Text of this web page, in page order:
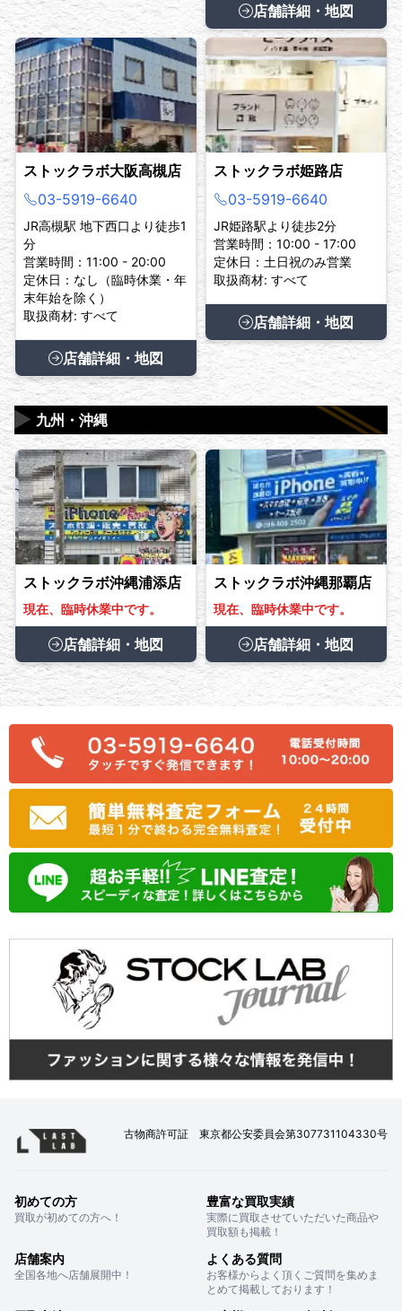
店舗詳細・地図
ストックラボ大阪高槻店
03-5919-6640
JR高槻駅 地下西口より徒歩1
分
営業時間：11:00 - 20:00
定休日：なし（臨時休業・年
末年始を除く）
取扱商材: すべて
店舗詳細・地図
ストックラボ姫路店
03-5919-6640
JR姫路駅より徒歩2分
営業時間：10:00 - 17:00
定休日：土日祝のみ営業
取扱商材: すべて
店舗詳細・地図
九州・沖縄
▶
ストックラボ沖縄浦添店
現在、臨時休業中です。
店舗詳細・地図
ストックラボ沖縄那覇店
現在、臨時休業中です。
店舗詳細・地図
古物商許可証 東京都公安委員会第307731104330号
初めての方
買取が初めての方へ！
豊富な買取実績
実際に買取させていただいた商品や
買取額も掲載！
店舗案内
全国各地へ店舗展開中！
よくある質問
お客様からよく頂くご質問を集めま
とめて掲載しております！